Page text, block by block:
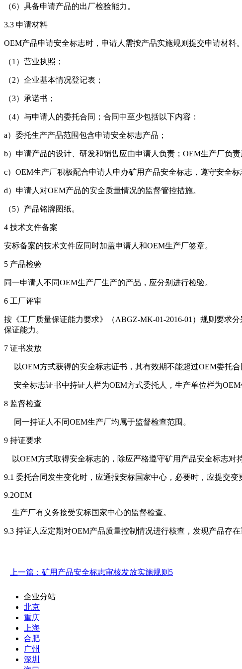
（6）具备申请产品的出厂检验能力。
3.3 申请材料
OEM产品申请安全标志时，申请人需按产品实施规则提交申请材料
（1）营业执照；
（2）企业基本情况登记表；
（3）承诺书；
（4）与申请人的委托合同；合同中至少包括以下内容：
a）委托生产产品范围包含申请安全标志产品；
b）申请产品的设计、研发和销售应由申请人负责；OEM生产厂负责
c）OEM生产厂积极配合申请人申办矿用产品安全标志，遵守安全
d）申请人对OEM产品的安全质量情况的监督管控措施。
（5）产品铭牌图纸。
4 技术文件备案
安标备案的技术文件应同时加盖申请人和OEM生产厂签章。
5 产品检验
同一申请人不同OEM生产厂生产的产品，应分别进行检验。
6 工厂评审
按《工厂质量保证能力要求》（ABGZ-MK-01-2016-01）规则要求
保证能力。
7 证书发放
以OEM方式获得的安全标志证书，其有效期不能超过OEM委托合
安全标志证书中持证人栏为OEM方式委托人，生产单位栏为OEM
8 监督检查
同一持证人不同OEM生产厂均属于监督检查范围。
9 持证要求
以OEM方式取得安全标志的，除应严格遵守矿用产品安全标志对
9.1 委托合同发生变化时，应通报安标国家中心，必要时，应提交变
9.2OEM
生产厂有义务接受安标国家中心的监督检查。
9.3 持证人应定期对OEM产品质量控制情况进行核查，发现产品存
上一篇：矿用产品安全标志审核发放实施规则5
企业分站
北京
重庆
上海
合肥
广州
深圳